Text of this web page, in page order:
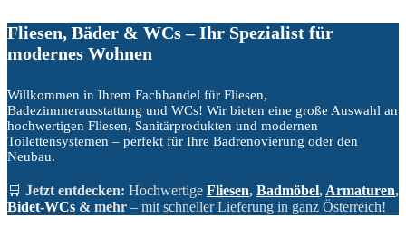
Fliesen, Bäder & WCs – Ihr Spezialist für
modernes Wohnen
Willkommen in Ihrem Fachhandel für Fliesen,
Badezimmerausstattung und WCs! Wir bieten eine große Auswahl an
hochwertigen Fliesen, Sanitärprodukten und modernen
Toilettensystemen – perfekt für Ihre Badrenovierung oder den
Neubau.
🛒 Jetzt entdecken: Hochwertige Fliesen, Badmöbel, Armaturen,
Bidet-WCs & mehr – mit schneller Lieferung in ganz Österreich!